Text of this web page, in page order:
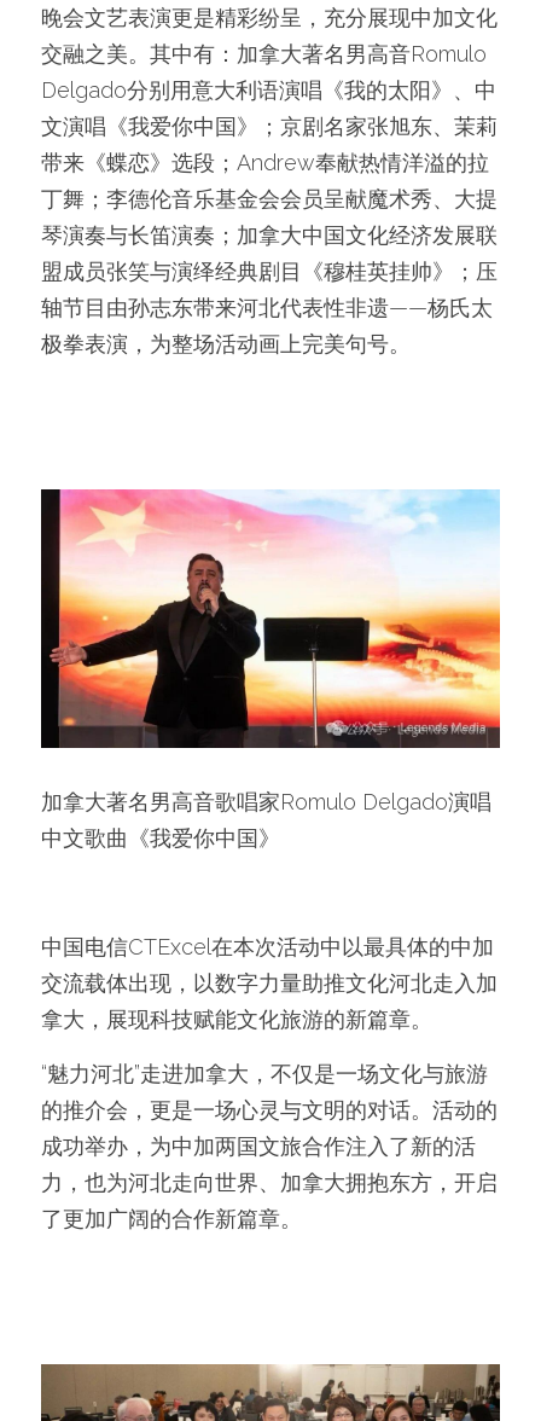
晚会文艺表演更是精彩纷呈，充分展现中加文化
交融之美。其中有：加拿大著名男高音Romulo
Delgado分别用意大利语演唱《我的太阳》、中
文演唱《我爱你中国》；京剧名家张旭东、茉莉
带来《蝶恋》选段；Andrew奉献热情洋溢的拉
丁舞；李德伦音乐基金会会员呈献魔术秀、大提
琴演奏与长笛演奏；加拿大中国文化经济发展联
盟成员张笑与演绎经典剧目《穆桂英挂帅》；压
轴节目由孙志东带来河北代表性非遗——杨氏太
极拳表演，为整场活动画上完美句号。
加拿大著名男高音歌唱家Romulo Delgado演唱
中文歌曲《我爱你中国》
中国电信CTExcel在本次活动中以最具体的中加
交流载体出现，以数字力量助推文化河北走入加
拿大，展现科技赋能文化旅游的新篇章。
“魅力河北”走进加拿大，不仅是一场文化与旅游
的推介会，更是一场心灵与文明的对话。活动的
成功举办，为中加两国文旅合作注入了新的活
力，也为河北走向世界、加拿大拥抱东方，开启
了更加广阔的合作新篇章。